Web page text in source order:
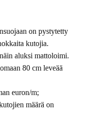
on pystytetty
kutojia.
aluksi mattoloimi.
80 cm leveää
euron/m;
määrä on